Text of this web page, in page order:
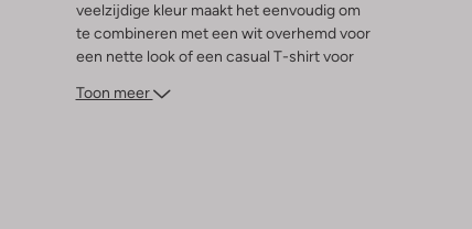
veelzijdige kleur maakt het eenvoudig om
te combineren met een wit overhemd voor
een nette look of een casual T-shirt voor
hoogwaardige afwerking zorgen ervoor
Toon meer